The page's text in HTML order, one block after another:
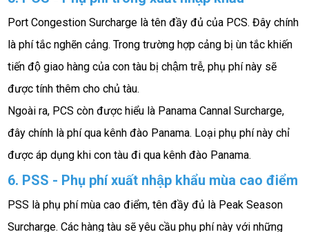
Port Congestion Surcharge là tên đầy đủ của PCS. Đây chính
là phí tắc nghẽn cảng. Trong trường hợp cảng bị ùn tắc khiến
tiến độ giao hàng của con tàu bị chậm trễ, phụ phí này sẽ
được tính thêm cho chủ tàu.
Ngoài ra, PCS còn được hiểu là Panama Cannal Surcharge,
đây chính là phí qua kênh đào Panama. Loại phụ phí này chỉ
được áp dụng khi con tàu đi qua kênh đào Panama.
6. PSS - Phụ phí xuất nhập khẩu mùa cao điểm
PSS là phụ phí mùa cao điểm, tên đầy đủ là Peak Season
Surcharge. Các hàng tàu sẽ yêu cầu phụ phí này với những